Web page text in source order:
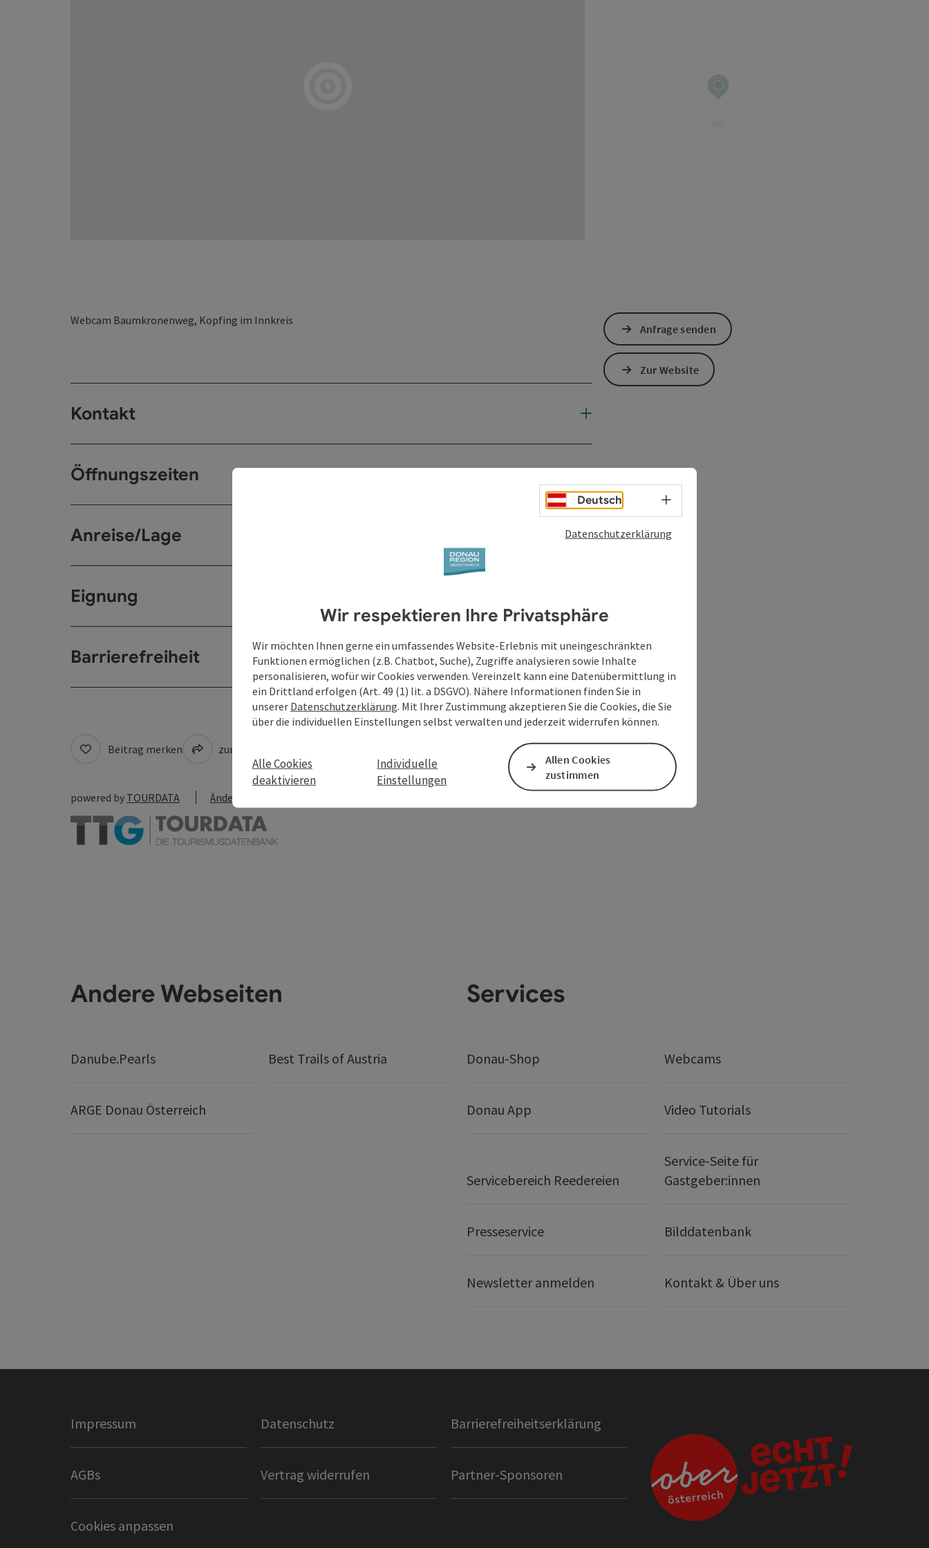
​Webcam Baumkronenweg, Kopfing im Innkreis
Kontakt
Öffnungszeiten
Anreise/Lage
Eignung
Barrierefreiheit
Anfrage senden
Zur Website
Beitrag merken zum Merkzettel
powered by TOURDATA Änderung vorschlagen
Andere Webseiten
Danube.Pearls Best Trails of Austria
ARGE Donau Österreich
Services
Donau-Shop Webcams
Donau App Video Tutorials
Servicebereich Reedereien
Service-Seite für
Gastgeber:innen
Presseservice Bilddatenbank
Newsletter anmelden Kontakt & Über uns
Impressum Datenschutz Barrierefreiheitserklärung
AGBs Vertrag widerrufen Partner-Sponsoren
Cookies anpassen
Deutsch Sprachwahl - Menü öffnen
Datenschutzerklärung
Wir respektieren Ihre Privatsphäre
Wir möchten Ihnen gerne ein umfassendes Website-Erlebnis mit uneingeschränkten
Funktionen ermöglichen (z.B. Chatbot, Suche), Zugriffe analysieren sowie Inhalte
personalisieren, wofür wir Cookies verwenden. Vereinzelt kann eine Datenübermittlung in
ein Drittland erfolgen (Art. 49 (1) lit. a DSGVO). Nähere Informationen finden Sie in
unserer Datenschutzerklärung. Mit Ihrer Zustimmung akzeptieren Sie die Cookies, die Sie
über die individuellen Einstellungen selbst verwalten und jederzeit widerrufen können.
Alle Cookies
deaktivieren
Individuelle
Einstellungen
Allen Cookies
zustimmen